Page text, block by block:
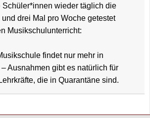
Schüler*innen wieder täglich die
drei Mal pro Woche getestet
Musikschulunterricht:
findet nur mehr in
Ausnahmen gibt es natürlich für
die in Quarantäne sind.